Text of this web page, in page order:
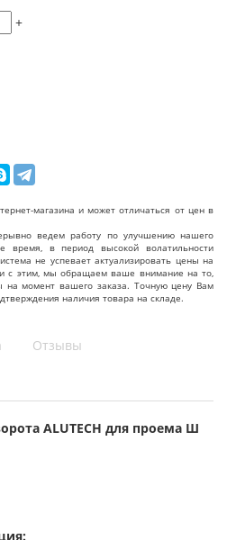
+
магазина и может отличаться от цен в
ведем работу по улучшению нашего
время, в период высокой волатильности
не успевает актуализировать цены на
с этим, мы обращаем ваше внимание на то,
на момент вашего заказа. Точную цену Вам
наличия товара на складе.
Отзывы
ALUTECH для проема Ш